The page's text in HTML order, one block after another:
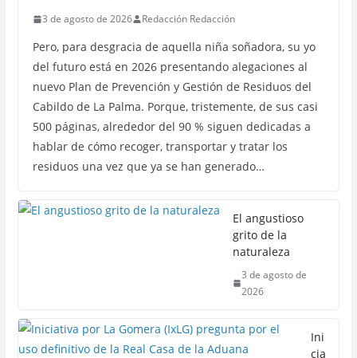
3 de agosto de 2026 Redacción Redacción
Pero, para desgracia de aquella niña soñadora, su yo
del futuro está en 2026 presentando alegaciones al
nuevo Plan de Prevención y Gestión de Residuos del
Cabildo de La Palma. Porque, tristemente, de sus casi
500 páginas, alrededor del 90 % siguen dedicadas a
hablar de cómo recoger, transportar y tratar los
residuos una vez que ya se han generado…
El angustioso
grito de la
naturaleza
3 de agosto de
2026
Ini
cia